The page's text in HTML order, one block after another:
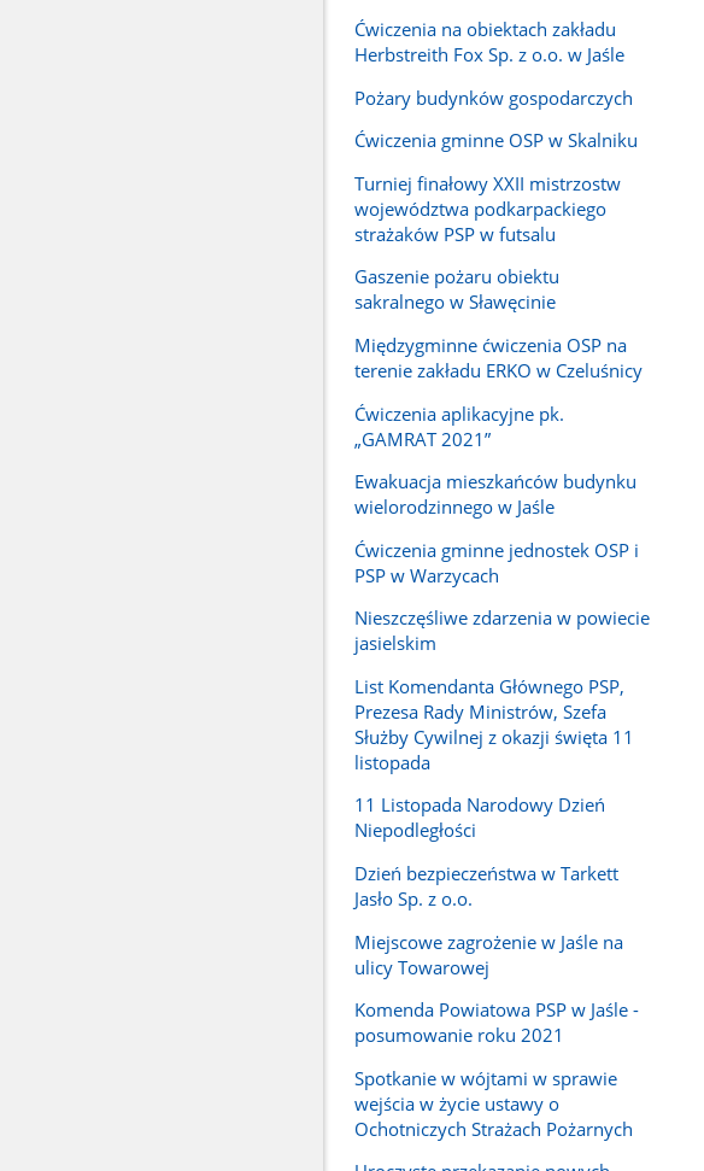
Ćwiczenia na obiektach zakładu
Herbstreith Fox Sp. z o.o. w Jaśle
Pożary budynków gospodarczych
Ćwiczenia gminne OSP w Skalniku
Turniej finałowy XXII mistrzostw
województwa podkarpackiego
strażaków PSP w futsalu
Gaszenie pożaru obiektu
sakralnego w Sławęcinie
Międzygminne ćwiczenia OSP na
terenie zakładu ERKO w Czeluśnicy
Ćwiczenia aplikacyjne pk.
„GAMRAT 2021”
Ewakuacja mieszkańców budynku
wielorodzinnego w Jaśle
Ćwiczenia gminne jednostek OSP i
PSP w Warzycach
Nieszczęśliwe zdarzenia w powiecie
jasielskim
List Komendanta Głównego PSP,
Prezesa Rady Ministrów, Szefa
Służby Cywilnej z okazji święta 11
listopada
11 Listopada Narodowy Dzień
Niepodległości
Dzień bezpieczeństwa w Tarkett
Jasło Sp. z o.o.
Miejscowe zagrożenie w Jaśle na
ulicy Towarowej
Komenda Powiatowa PSP w Jaśle -
posumowanie roku 2021
Spotkanie w wójtami w sprawie
wejścia w życie ustawy o
Ochotniczych Strażach Pożarnych